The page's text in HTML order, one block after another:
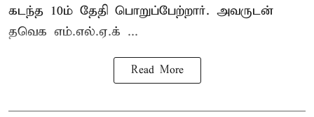
கடந்த 10ம் தேதி பொறுப்பேற்றார். அவருடன்
தவெக எம்.எல்.ஏ.க் ...
Read More